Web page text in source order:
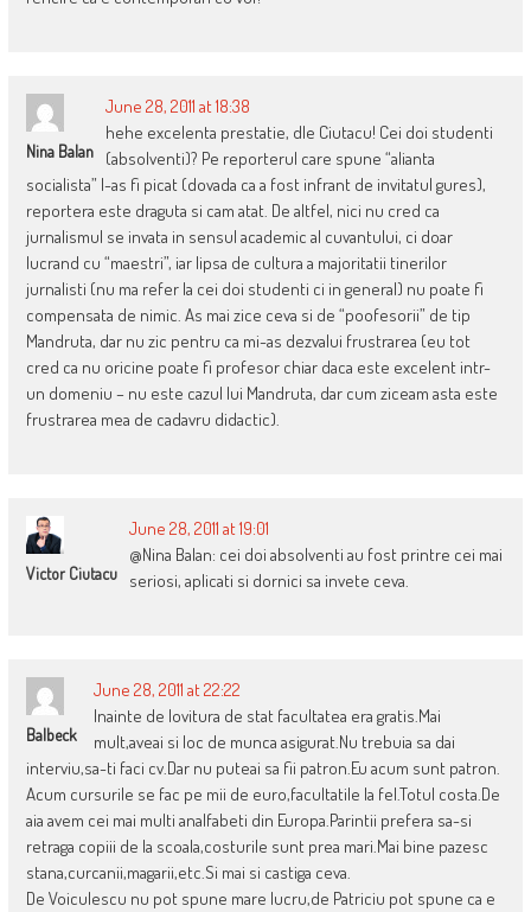
Nina Balan
June 28, 2011 at 18:38
hehe excelenta prestatie, dle Ciutacu! Cei doi studenti
(absolventi)? Pe reporterul care spune “alianta
socialista” l-as fi picat (dovada ca a fost infrant de invitatul gures),
reportera este draguta si cam atat. De altfel, nici nu cred ca
jurnalismul se invata in sensul academic al cuvantului, ci doar
lucrand cu “maestri”, iar lipsa de cultura a majoritatii tinerilor
jurnalisti (nu ma refer la cei doi studenti ci in general) nu poate fi
compensata de nimic. As mai zice ceva si de “poofesorii” de tip
Mandruta, dar nu zic pentru ca mi-as dezvalui frustrarea (eu tot
cred ca nu oricine poate fi profesor chiar daca este excelent intr-
un domeniu – nu este cazul lui Mandruta, dar cum ziceam asta este
frustrarea mea de cadavru didactic).
Victor Ciutacu
June 28, 2011 at 19:01
@Nina Balan: cei doi absolventi au fost printre cei mai
seriosi, aplicati si dornici sa invete ceva.
Balbeck
June 28, 2011 at 22:22
Inainte de lovitura de stat facultatea era gratis.Mai
mult,aveai si loc de munca asigurat.Nu trebuia sa dai
interviu,sa-ti faci cv.Dar nu puteai sa fii patron.Eu acum sunt patron.
Acum cursurile se fac pe mii de euro,facultatile la fel.Totul costa.De
aia avem cei mai multi analfabeti din Europa.Parintii prefera sa-si
retraga copiii de la scoala,costurile sunt prea mari.Mai bine pazesc
stana,curcanii,magarii,etc.Si mai si castiga ceva.
De Voiculescu nu pot spune mare lucru,de Patriciu pot spune ca e